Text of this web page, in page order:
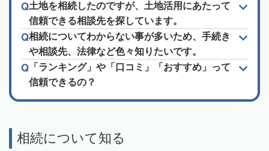
土地を相続したのですが、土地活用にあたって
信頼できる相談先を探しています。
相続についてわからない事が多いため、手続き
や相談先、法律など色々知りたいです。
「ランキング」や「口コミ」「おすすめ」って
信頼できるの？
相続について知る